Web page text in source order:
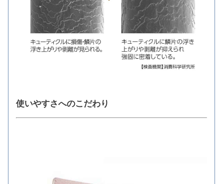
使いやすさへのこだわり